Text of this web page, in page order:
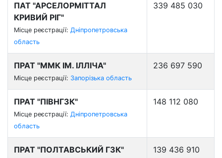
ПАТ "АРСЕЛОРМІТТАЛ
КРИВИЙ РІГ"
Місце реєстрації: Дніпропетровська
область
339 485 030
ПРАТ "ММК ІМ. ІЛЛІЧА"
Місце реєстрації: Запорізька область
236 697 590
ПРАТ "ПІВНГЗК"
Місце реєстрації: Дніпропетровська
область
148 112 080
ПРАТ "ПОЛТАВСЬКИЙ ГЗК" 139 436 910